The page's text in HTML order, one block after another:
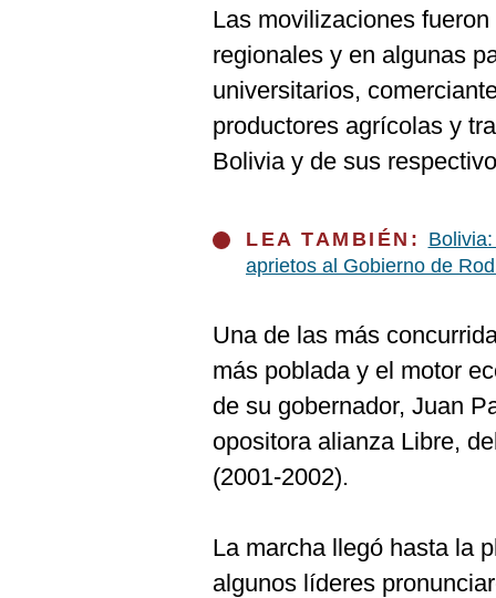
Las movilizaciones
regionales y en algunas
universitarios,
productores agrícolas y
Bolivia y de sus
LEA TAMBIÉN:
aprietos al Gobierno de
Una de las más
más poblada y el motor
de su gobernador, Juan
opositora alianza Libre,
(2001-2002).
La marcha llegó hasta la
algunos líderes